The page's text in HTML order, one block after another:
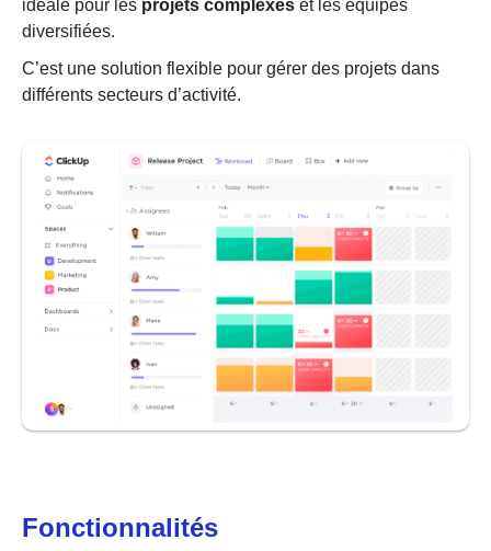
idéale pour les projets complexes et les équipes
diversifiées.
C’est une solution flexible pour gérer des projets dans
différents secteurs d’activité.
Fonctionnalités